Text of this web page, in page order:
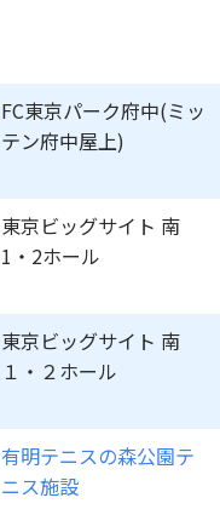
FC東京パーク府中(ミッ
テン府中屋上)
東京ビッグサイト 南
1・2ホール
東京ビッグサイト 南
１・２ホール
有明テニスの森公園テ
ニス施設